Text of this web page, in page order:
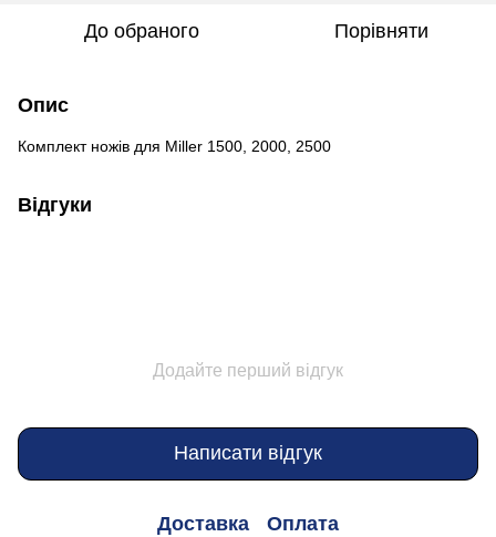
До обраного Порівняти
Опис
Комплект ножів для Miller 1500, 2000, 2500
Відгуки
Додайте перший відгук
Написати відгук
Доставка Оплата